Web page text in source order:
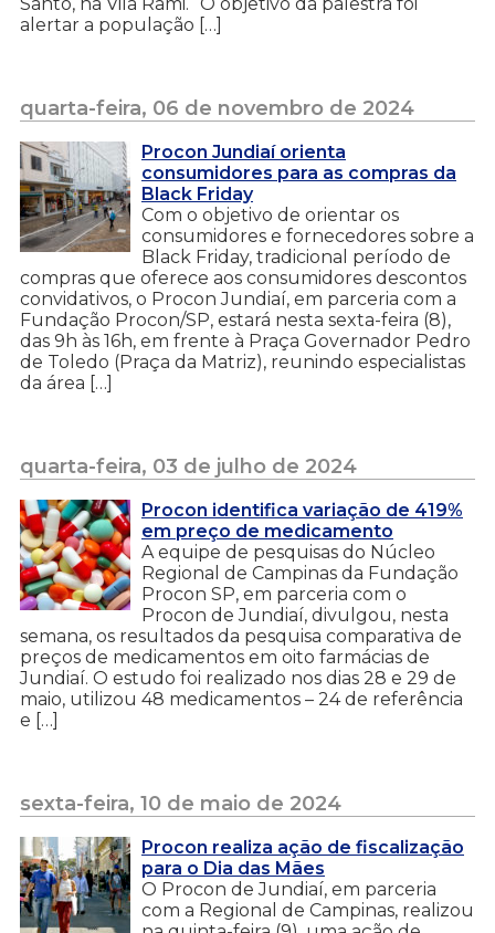
alertar a população […]
quarta-feira, 06 de novembro de 2024
Procon Jundiaí orienta
consumidores para as compras da
Black Friday
Com o objetivo de orientar os
consumidores e fornecedores sobre a
Black Friday, tradicional período de
compras que oferece aos consumidores descontos
convidativos, o Procon Jundiaí, em parceria com a
Fundação Procon/SP, estará nesta sexta-feira (8),
das 9h às 16h, em frente à Praça Governador Pedro
de Toledo (Praça da Matriz), reunindo especialistas
da área […]
quarta-feira, 03 de julho de 2024
Procon identifica variação de 419%
em preço de medicamento
A equipe de pesquisas do Núcleo
Regional de Campinas da Fundação
Procon SP, em parceria com o
Procon de Jundiaí, divulgou, nesta
semana, os resultados da pesquisa comparativa de
preços de medicamentos em oito farmácias de
Jundiaí. O estudo foi realizado nos dias 28 e 29 de
maio, utilizou 48 medicamentos – 24 de referência
e […]
sexta-feira, 10 de maio de 2024
Procon realiza ação de fiscalização
para o Dia das Mães
O Procon de Jundiaí, em parceria
com a Regional de Campinas, realizou